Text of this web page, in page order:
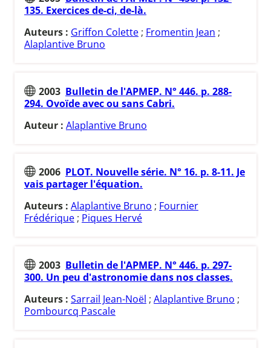
135. Exercices de-ci, de-là.
Auteurs : Griffon Colette ; Fromentin Jean ;
Alaplantive Bruno
2003 Bulletin de l'APMEP. N° 446. p. 288-
294. Ovoïde avec ou sans Cabri.
Auteur : Alaplantive Bruno
2006 PLOT. Nouvelle série. N° 16. p. 8-11. Je
vais partager l'équation.
Auteurs : Alaplantive Bruno ; Fournier
Frédérique ; Piques Hervé
2003 Bulletin de l'APMEP. N° 446. p. 297-
300. Un peu d'astronomie dans nos classes.
Auteurs : Sarrail Jean-Noël ; Alaplantive Bruno ;
Pombourcq Pascale